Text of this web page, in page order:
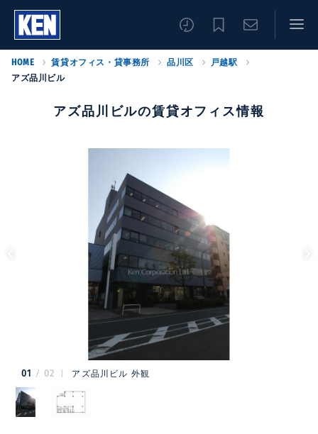
HOME 賃貸オフィス・貸事務所 品川区
戸越駅
アズ品川ビル
アズ品川ビルの賃貸オフィス情報
01 02 アズ品川ビル 外観